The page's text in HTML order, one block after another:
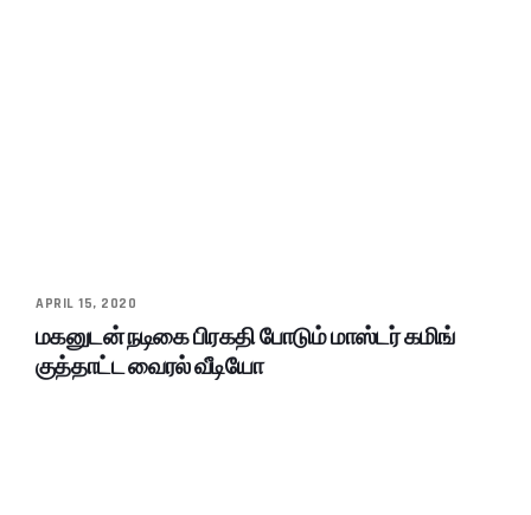
APRIL 15, 2020
மகனுடன் நடிகை பிரகதி போடும் மாஸ்டர் கமிங்
குத்தாட்ட வைரல் வீடியோ